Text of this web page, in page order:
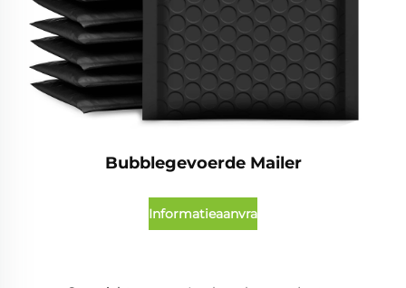
Bubblegevoerde Mailer
Informatieaanvraag